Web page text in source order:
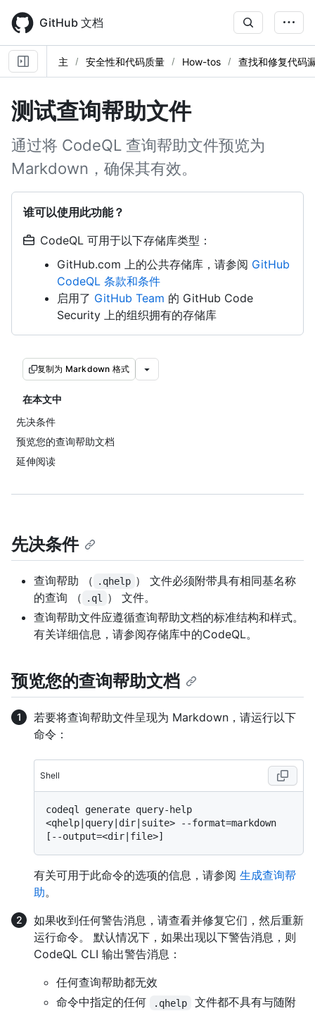
main
content
GitHub 文档
主 安全性和代码质量 How-tos 查找和修复代码
测试查询帮助文件
通过将 CodeQL 查询帮助文件预览为
Markdown，确保其有效。
谁可以使用此功能？
CodeQL 可用于以下存储库类型：
GitHub.com 上的公共存储库，请参阅 GitHub
CodeQL 条款和条件
启用了 GitHub Team 的 GitHub Code
Security 上的组织拥有的存储库
复制为 Markdown 格式
在本文中
先决条件
预览您的查询帮助文档
延伸阅读
先决条件
查询帮助 （ .qhelp ） 文件必须附带具有相同基名称
的查询 （
.ql
） 文件。
查询帮助文件应遵循查询帮助文档的标准结构和样式。
有关详细信息，请参阅存储库中的CodeQL。
预览您的查询帮助文档
若要将查询帮助文件呈现为 Markdown，请运行以下
命令：
Shell
codeql generate query-help
<qhelp|query|dir|suite> --format=markdown
有关可用于此命令的选项的信息，请参阅 生成查询帮
助。
如果收到任何警告消息，请查看并修复它们，然后重新
运行命令。 默认情况下，如果出现以下警告消息，则
CodeQL CLI 输出警告消息：
任何查询帮助都无效
命令中指定的任何
.qhelp 文件都不具有与随附